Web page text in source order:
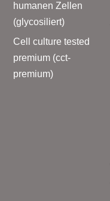
humanen Zellen
(glycosiliert)
Cell culture tested
premium (cct-
premium)